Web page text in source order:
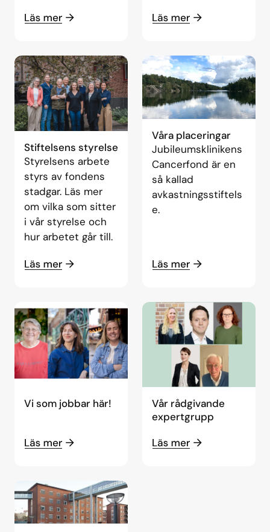
Stiftelsens styrelse
Styrelsens arbete
styrs av fondens
stadgar. Läs mer
om vilka som sitter
i vår styrelse och
hur arbetet går till.
Våra placeringar
Jubileumsklinikens
Cancerfond är en
så kallad
avkastningsstiftels
e.
Vi som jobbar här!
Vår rådgivande
expertgrupp